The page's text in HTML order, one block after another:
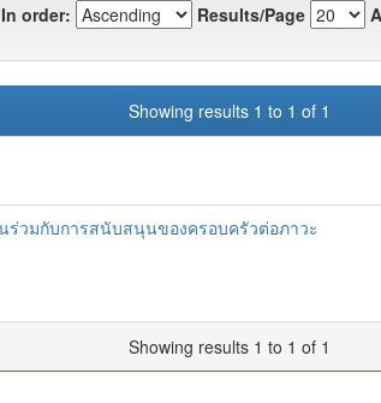
In order: Results/Page
Showing results 1 to 1 of 1
ร่วมกับการสนับสนุนของครอบครัวต่อภาวะ
Showing results 1 to 1 of 1